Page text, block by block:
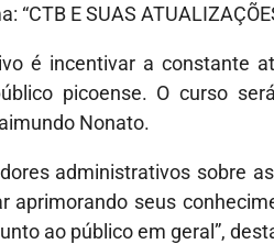
E SUAS
é incentivar a constante
picoense. O curso
Nonato.
administrativos sobre
aprimorando seus
ao público em geral”,